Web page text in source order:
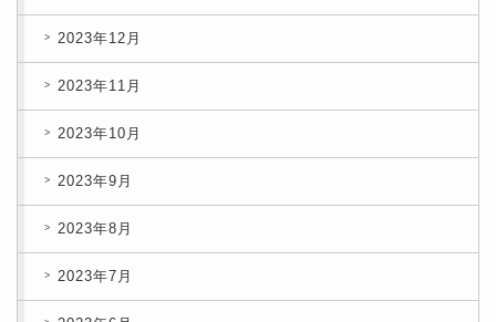
2023年12月
2023年11月
2023年10月
2023年9月
2023年8月
2023年7月